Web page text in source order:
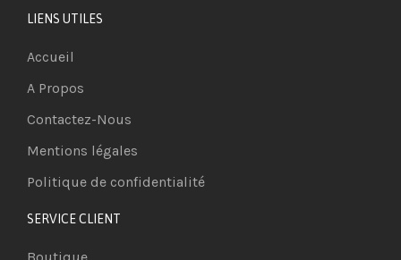
LIENS UTILES
Accueil
A Propos
Contactez-Nous
Mentions légales
Politique de confidentialité
SERVICE CLIENT